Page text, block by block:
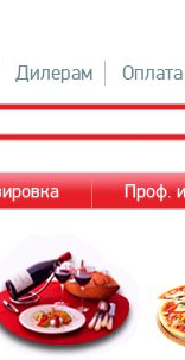
Дилерам Оплата
Проф.